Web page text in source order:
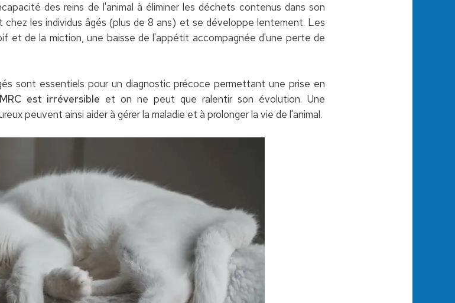
des reins de l'animal à éliminer les déchets contenus dans son
les individus âgés (plus de 8 ans) et se développe lentement. Les
et de la miction, une baisse de l'appétit accompagnée d'une perte de
sont essentiels pour un diagnostic précoce permettant une prise en
est irréversible et on ne peut que ralentir son évolution. Une
peuvent ainsi aider à gérer la maladie et à prolonger la vie de l'animal.